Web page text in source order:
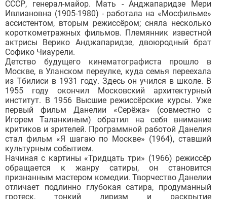
СССР, генерал-майор. Мать - Анджапаридзе Мери
Ивлиановна (1905-1980) - работала на «Мосфильме»
ассистентом, вторым режиссёром; сняла несколько
короткометражных фильмов. Племянник известной
актрисы Верико Анджапаридзе, двоюродный брат
Софико Чиаурели.
Детство будущего кинематографиста прошло в
Москве, в Уланском переулке, куда семья переехала
из Тбилиси в 1931 году. Здесь он учился в школе. В
1955 году окончил Московский архитектурный
институт. В 1956 Высшие режиссёрские курсы. Уже
первый фильм Данелии «Серёжа» (совместно с
Игорем Таланкиным) обратил на себя внимание
критиков и зрителей. Программной работой Данелия
стал фильм «Я шагаю по Москве» (1964), ставший
культурным событием.
Начиная с картины «Тридцать три» (1966) режиссёр
обращается к жанру сатиры, он становится
признанным мастером комедии. Творчество Данелии
отличает подлинно глубокая сатира, продуманный
гротеск, тонкий лиризм и раскрытие